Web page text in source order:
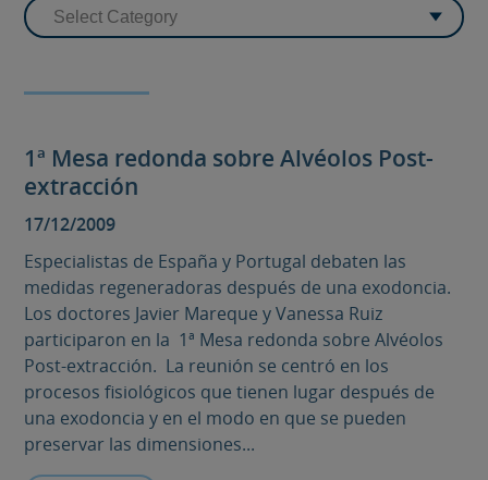
1ª Mesa redonda sobre Alvéolos Post-
extracción
17/12/2009
Especialistas de España y Portugal debaten las
medidas regeneradoras después de una exodoncia.
Los doctores Javier Mareque y Vanessa Ruiz
participaron en la 1ª Mesa redonda sobre Alvéolos
Post-extracción. La reunión se centró en los
procesos fisiológicos que tienen lugar después de
una exodoncia y en el modo en que se pueden
preservar las dimensiones...